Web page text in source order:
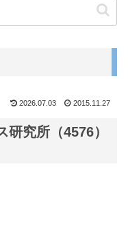
2026.07.03 2015.11.27
究所（4576）